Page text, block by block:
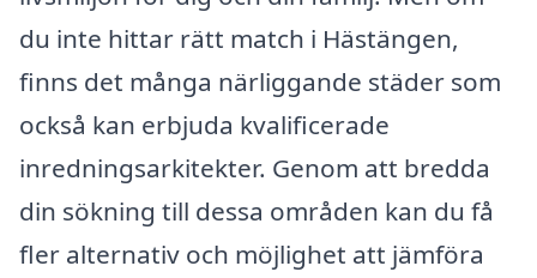
du inte hittar rätt match i Hästängen,
finns det många närliggande städer som
också kan erbjuda kvalificerade
inredningsarkitekter. Genom att bredda
din sökning till dessa områden kan du få
fler alternativ och möjlighet att jämföra